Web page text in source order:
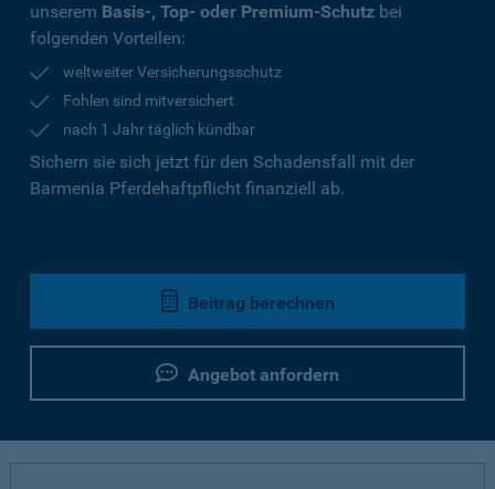
unserem Basis-, Top- oder Premium-Schutz bei
folgenden Vorteilen:
weltweiter Versicherungsschutz
Fohlen sind mitversichert
nach 1 Jahr täglich kündbar
Sichern sie sich jetzt für den Schadensfall mit der
Barmenia Pferdehaftpflicht finanziell ab.
Beitrag berechnen
Angebot anfordern